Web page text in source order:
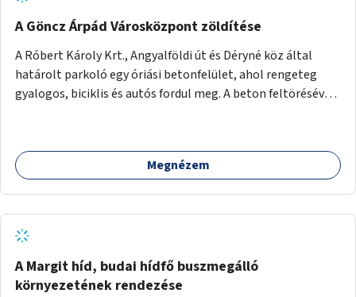
A Göncz Árpád Városközpont zöldítése
A Róbert Károly Krt., Angyalföldi út és Déryné köz által
határolt parkoló egy óriási betonfelület, ahol rengeteg
gyalogos, biciklis és autós fordul meg. A beton feltörésével,
menti járda és a parkoló közé kellene egy zöld sáv,
virágágyásokkal a meglévő fák alá, a lakóépület felőli két
Megnézem
A Margit híd, budai hídfő buszmegálló
környezetének rendezése